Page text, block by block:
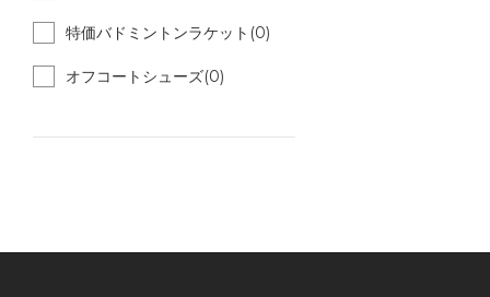
特価バドミントンラケット(0)
オフコートシューズ(0)